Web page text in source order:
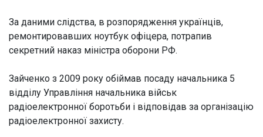
За даними слідства, в розпорядження українців,
ремонтировавших ноутбук офіцера, потрапив
секретний наказ міністра оборони РФ.
Зайченко з 2009 року обіймав посаду начальника 5
відділу Управління начальника військ
радіоелектронної боротьби і відповідав за організацію
радіоелектронної захисту.